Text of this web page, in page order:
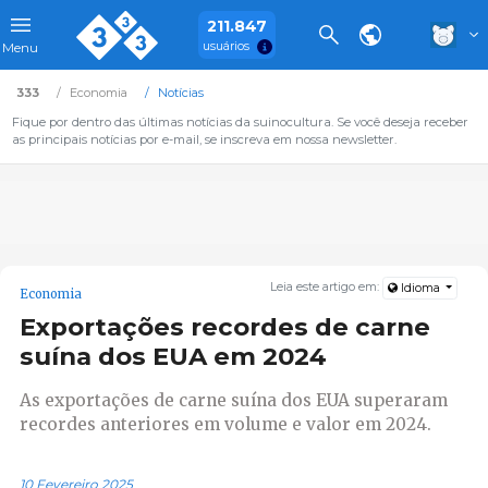
Menu
211.847
usuários
333 Economia
Notícias
Fique por dentro das últimas notícias da suinocultura. Se você deseja receber
as principais notícias por e-mail, se inscreva em nossa newsletter.
Leia este artigo em: Idioma
Economia
Exportações recordes de carne
suína dos EUA em 2024
As exportações de carne suína dos EUA superaram
recordes anteriores em volume e valor em 2024.
10 Fevereiro 2025